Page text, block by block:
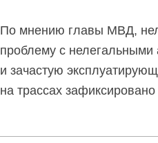
По мнению главы МВД,
проблему с
и зачастую
на трассах